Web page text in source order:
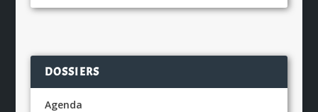
DOSSIERS
Agenda